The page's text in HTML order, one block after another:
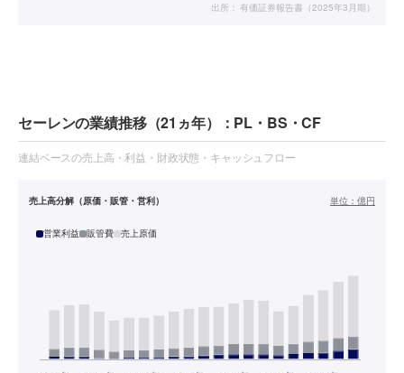
出所： 有価証券報告書（2025年3月期）
セーレンの業績推移（21ヵ年）：PL・BS・CF
連結ベースの売上高・利益・財政状態・キャッシュフロー
売上高分解（原価・販管・営利） 単位： 億円
営業利益 販管費 売上原価